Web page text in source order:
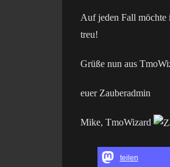
Auf jeden Fall möchte
treu!
Grüße nun aus
euer Zauberadmin
Mike, TmoWizard
teilen